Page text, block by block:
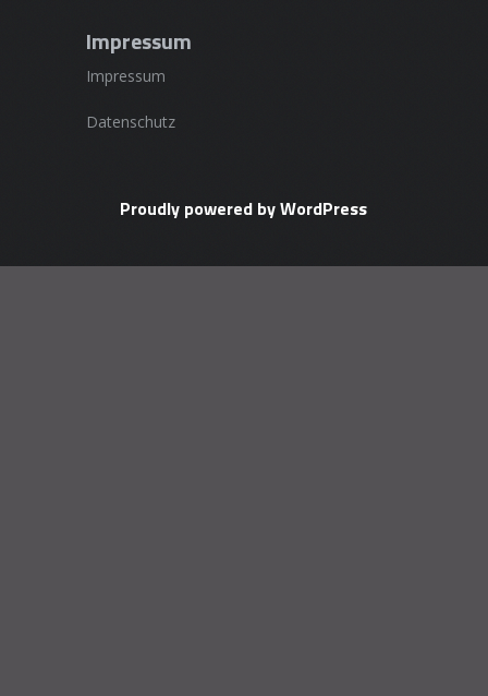
Impressum
Impressum
Datenschutz
Proudly powered by WordPress